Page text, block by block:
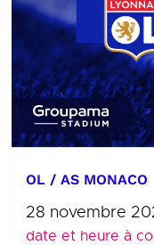
OL / AS MONACO
28 novembre
date et heure à